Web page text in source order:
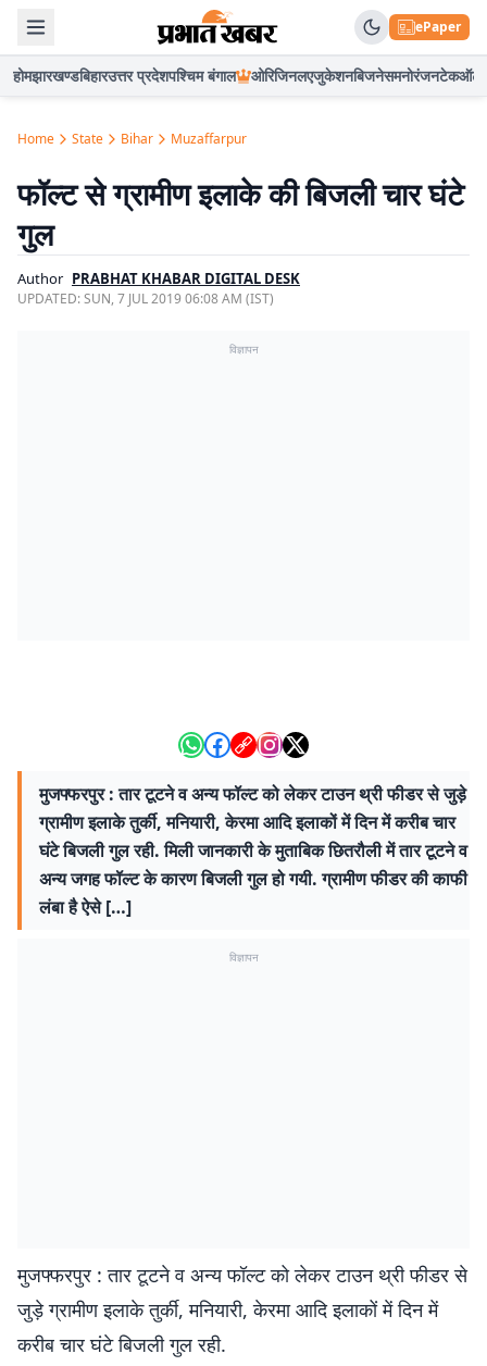
ePaper
होमझारखण्डबिहारउत्तर प्रदेशपश्चिम बंगाल ओरिजिनलएजुकेशनबिजनेसमनोरंजनटेकऑटो
Home State Bihar Muzaffarpur
फॉल्ट से ग्रामीण इलाके की बिजली चार घंटे
गुल
Author PRABHAT KHABAR DIGITAL DESK
UPDATED:SUN, 7 JUL 2019 06:08 AM (IST)
विज्ञापन
मुजफ्फरपुर : तार टूटने व अन्य फॉल्ट को लेकर टाउन थ्री फीडर से जुड़े
ग्रामीण इलाके तुर्की, मनियारी, केरमा आदि इलाकों में दिन में करीब चार
घंटे बिजली गुल रही. मिली जानकारी के मुताबिक छितरौली में तार टूटने व
अन्य जगह फॉल्ट के कारण बिजली गुल हो गयी. ग्रामीण फीडर की काफी
लंबा है ऐसे […]
विज्ञापन
मुजफ्फरपुर : तार टूटने व अन्य फॉल्ट को लेकर टाउन थ्री फीडर से
जुड़े ग्रामीण इलाके तुर्की, मनियारी, केरमा आदि इलाकों में दिन में
करीब चार घंटे बिजली गुल रही.